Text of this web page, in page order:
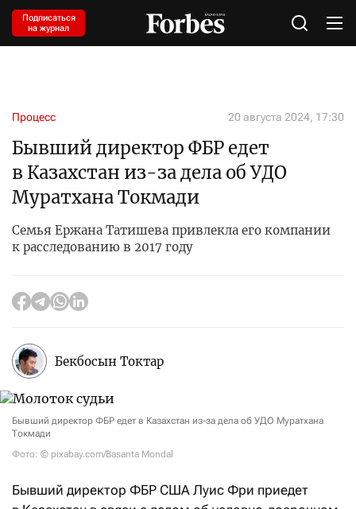
Подписаться
на журнал
Процесс 20 августа 2024, 17:30
Бывший директор ФБР едет
в Казахстан из-за дела об УДО
Муратхана Токмади
Семья Ержана Татишева привлекла его компании
к расследованию в 2017 году
Бекбосын Токтар
Бывший директор ФБР едет в Казахстан из-за дела об УДО Муратхана
Токмади
Фото: © pixabay.com/Basanta Mondal
Бывший директор ФБР США Луис Фри приедет